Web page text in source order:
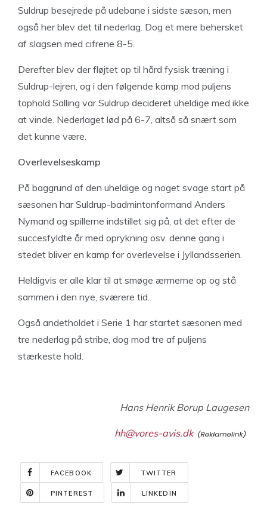
Suldrup besejrede på udebane i sidste sæson, men
også her blev det til nederlag. Dog et mere behersket
af slagsen med cifrene 8-5.
Derefter blev der fløjtet op til hård fysisk træning i
Suldrup-lejren, og i den følgende kamp mod puljens
tophold Salling var Suldrup decideret uheldige med ikke
at vinde. Nederlaget lød på 6-7, altså så snært som
det kunne være.
Overlevelseskamp
På baggrund af den uheldige og noget svage start på
sæsonen har Suldrup-badmintonformand Anders
Nymand og spillerne indstillet sig på, at det efter de
succesfyldte år med oprykning osv. denne gang i
stedet bliver en kamp for overlevelse i Jyllandsserien.
Heldigvis er alle klar til at smøge ærmerne op og stå
sammen i den nye, sværere tid.
Også andetholdet i Serie 1 har startet sæsonen med
tre nederlag på stribe, dog mod tre af puljens
stærkeste hold.
Hans Henrik Borup Laugesen
hh@vores-avis.dk
FACEBOOK TWITTER
PINTEREST LINKEDIN